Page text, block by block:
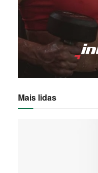
Mais lidas